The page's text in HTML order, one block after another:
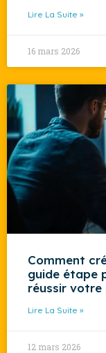
Lire La Suite »
16 mars 2026
Comment
guide étape
réussir votre
Lire La Suite »
12 mars 2026